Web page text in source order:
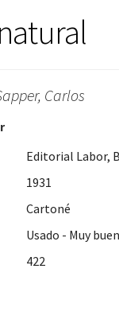
Carlos
Editorial Labor,
1931
Cartoné
Usado - Muy
422